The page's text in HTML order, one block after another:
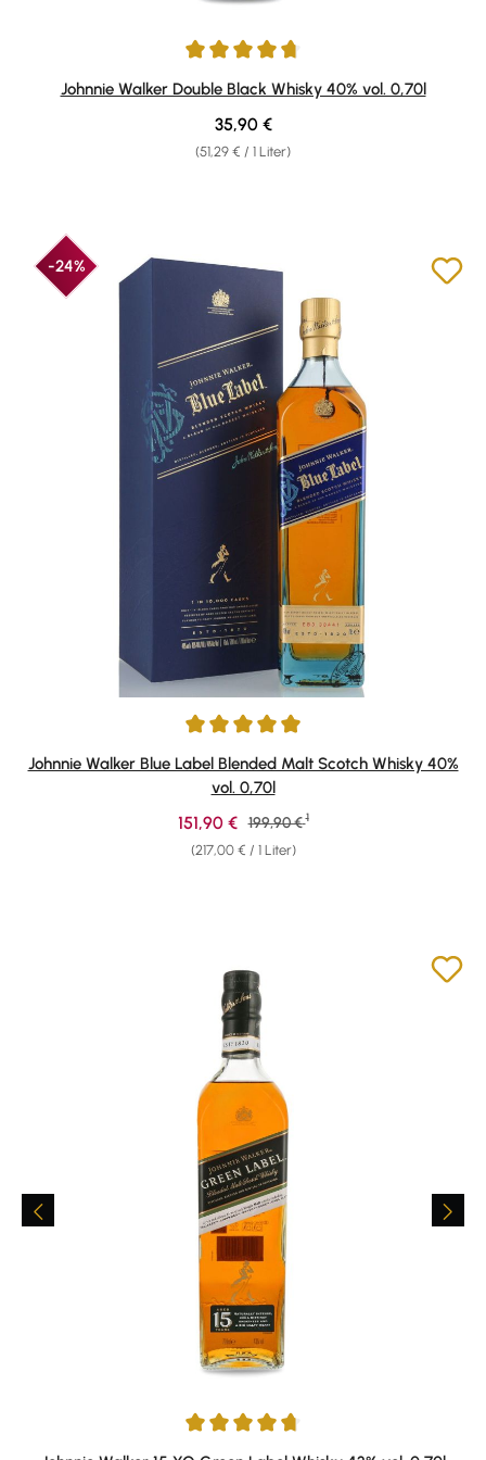
Durchschnittliche Bewertung von 4.84 von 5 Sternen
Johnnie Walker Double Black Whisky 40% vol. 0,70l
(51,29 € / 1 Liter)
Regulärer Preis:
35,90 €
-24%
Durchschnittliche Bewertung von 4.93 von 5 Sternen
Johnnie Walker Blue Label Blended Malt Scotch Whisky 40%
vol. 0,70l
(217,00 € / 1 Liter)
Verkaufspreis:
151,90 € Regulärer Preis:
199,90 € 1
Durchschnittliche Bewertung von 4.81 von 5 Sternen